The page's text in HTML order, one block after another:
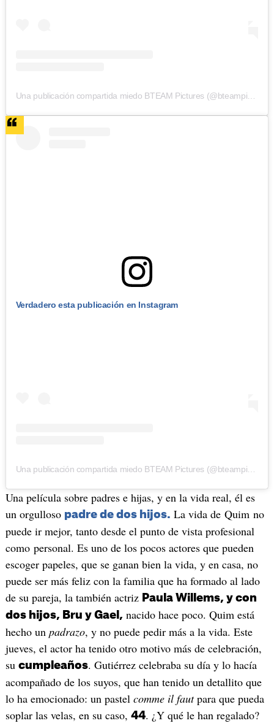
Verdadero esta publicación en Instagram
Una película sobre padres e hijas, y en la vida real, él es
un orgulloso padre de dos hijos. La vida de Quim no
puede ir mejor, tanto desde el punto de vista profesional
como personal. Es uno de los pocos actores que pueden
escoger papeles, que se ganan bien la vida, y en casa, no
puede ser más feliz con la familia que ha formado al lado
de su pareja, la también actriz Paula Willems, y con
dos hijos, Bru y Gael, nacido hace poco. Quim está
hecho un padrazo, y no puede pedir más a la vida. Este
jueves, el actor ha tenido otro motivo más de celebración,
su cumpleaños. Gutiérrez celebraba su día y lo hacía
acompañado de los suyos, que han tenido un detallito que
lo ha emocionado: un pastel comme il fautpara que pueda
soplar las velas, en su caso, 44. ¿Y qué le han regalado?